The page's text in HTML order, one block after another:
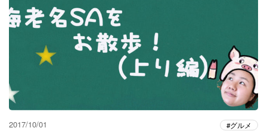
2017/10/01 グルメ